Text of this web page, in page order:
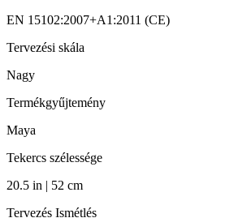
EN 15102:2007+A1:2011 (CE)
Tervezési skála
Nagy
Termékgyűjtemény
Maya
Tekercs szélessége
20.5 in | 52 cm
Tervezés Ismétlés